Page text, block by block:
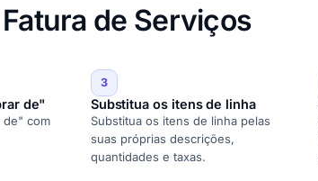
de Serviços
de"
de" com
3
Substitua os itens de linha
Substitua os itens de linha pelas
suas próprias descrições,
quantidades e taxas.